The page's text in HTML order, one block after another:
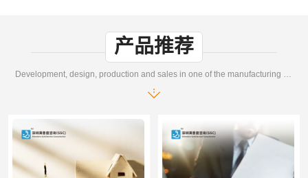
产品推荐
Development, design, production and sales in one of the manufacturing enterprises